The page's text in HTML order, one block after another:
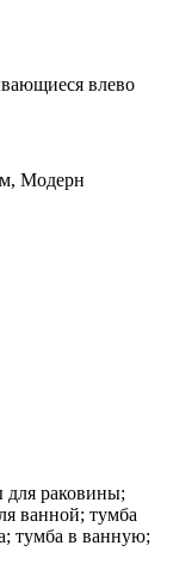
влево
Модерн
для раковины;
ванной; тумба
тумба в ванную;